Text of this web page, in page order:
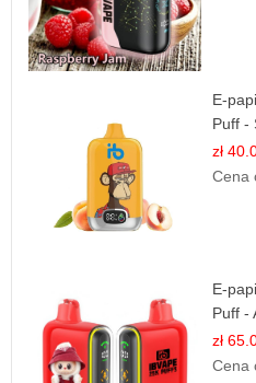
E-
Puff -
zł
Cena
E-
Puff -
Smak
zł
Cena